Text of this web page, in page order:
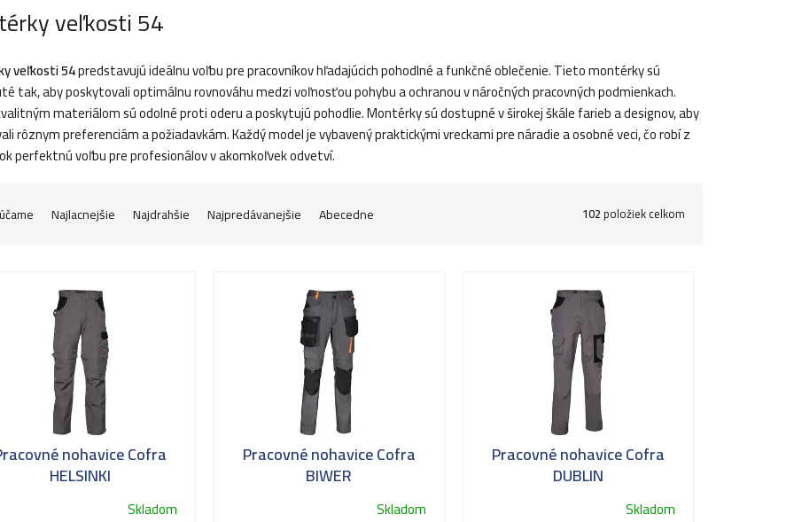
veľkosti 54
veľkosti 54predstavujú ideálnu voľbu pre pracovníkov hľadajúcich pohodlné a funkčné oblečenie. Tieto montérky sú
tak, aby poskytovali optimálnu rovnováhu medzi voľnosťou pohybu a ochranou v náročných pracovných podmienkach.
materiálom sú odolné proti oderu a poskytujú pohodlie. Montérky sú dostupné v širokej škále farieb a designov, aby
rôznym preferenciám a požiadavkám. Každý model je vybavený praktickými vreckami pre náradie a osobné veci, čo robí z
perfektnú voľbu pre profesionálov v akomkoľvek odvetví.
Najlacnejšie Najdrahšie Najpredávanejšie Abecedne 102položiek celkom
nohavice Cofra
HELSINKI
Skladom
Pracovné nohavice Cofra
BIWER
Skladom
Pracovné nohavice Cofra
DUBLIN
Skladom